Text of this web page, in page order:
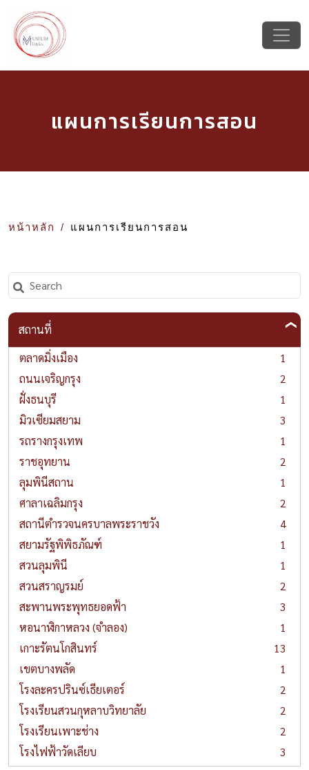
แผนการเรียนการสอน
หน้าหลัก แผนการเรียนการสอน
สถานที่
ตลาดมิ่งเมือง
1
ถนนเจริญกรุง
2
ฝั่งธนบุรี
1
มิวเซียมสยาม
3
รถรางกรุงเทพ
1
ราชอุทยาน
2
ลุมพินีสถาน
1
ศาลาเฉลิมกรุง
2
สถานีตำรวจนครบาลพระราชวัง
4
สยามรัฐพิพิธภัณฑ์
1
สวนลุมพินี
1
สวนสราญรมย์
2
สะพานพระพุทธยอดฟ้า
3
หอนาฬิกาหลวง (จำลอง)
1
เกาะรัตนโกสินทร์
13
เขตบางพลัด
1
โรงละครปรินซ์เธียเตอร์
2
โรงเรียนสวนกุหลาบวิทยาลัย
2
โรงเรียนเพาะช่าง
2
โรงไฟฟ้าวัดเลียบ
3